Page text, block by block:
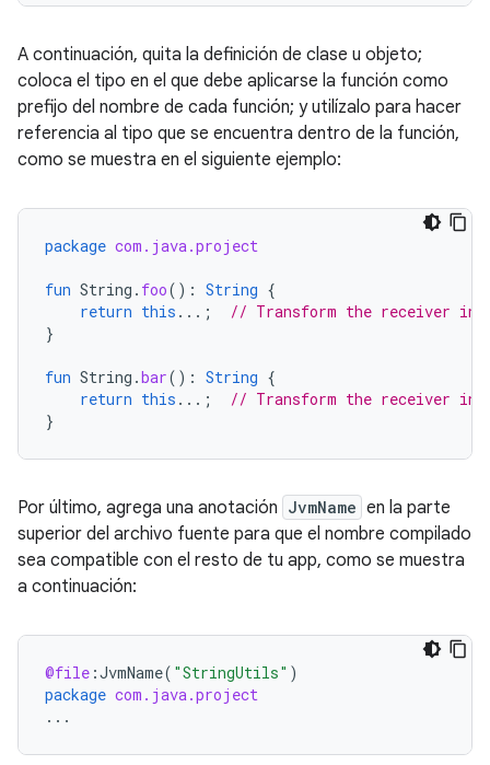
A continuación, quita la definición de clase u objeto;
coloca el tipo en el que debe aplicarse la función como
prefijo del nombre de cada función; y utilízalo para hacer
referencia al tipo que se encuentra dentro de la función,
como se muestra en el siguiente ejemplo:
package com.java.project
fun String . foo(): String {
return this ...;
// Transform the receiver in
}
fun String .bar(): String {
return this ...;
// Transform the receiver in
}
Por último, agrega una anotación JvmName en la parte
superior del archivo fuente para que el nombre compilado
sea compatible con el resto de tu app, como se muestra
a continuación:
@file :JvmName( "StringUtils" )
package com.java.project
...